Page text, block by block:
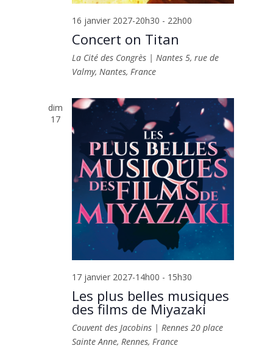
16 janvier 2027-20h30 - 22h00
Concert on Titan
La Cité des Congrès | Nantes5, rue de
Valmy, Nantes, France
dim
17
17 janvier 2027-14h00 - 15h30
Les plus belles musiques
des films de Miyazaki
Couvent des Jacobins | Rennes20 place
Sainte Anne, Rennes, France